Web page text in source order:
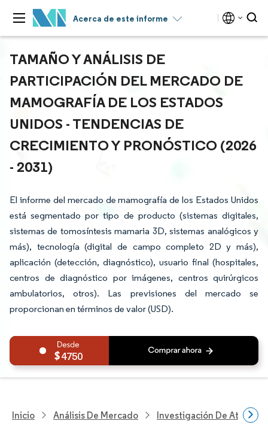
Acerca de este informe
TAMAÑO Y ANÁLISIS DE
PARTICIPACIÓN DEL MERCADO DE
MAMOGRAFÍA DE LOS ESTADOS
UNIDOS - TENDENCIAS DE
CRECIMIENTO Y PRONÓSTICO (2026
- 2031)
El informe del mercado de mamografía de los Estados Unidos
está segmentado por tipo de producto (sistemas digitales,
sistemas de tomosíntesis mamaria 3D, sistemas analógicos y
más), tecnología (digital de campo completo 2D y más),
aplicación (detección, diagnóstico), usuario final (hospitales,
centros de diagnóstico por imágenes, centros quirúrgicos
ambulatorios, otros). Las previsiones del mercado se
proporcionan en términos de valor (USD).
4750
Inicio Análisis De Mercado Investigación De